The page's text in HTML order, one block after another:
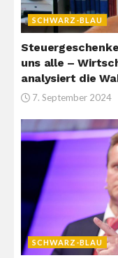
SCHWARZ-BLAU
uns alle –
analysiert die
7. September 2024
SCHWARZ-BLAU